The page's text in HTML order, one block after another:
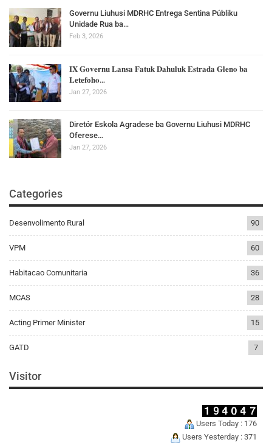
Governu Liuhusi MDRHC Entrega Sentina Públiku
Unidade Rua ba…
Feb 3, 2026
𝐈𝐗 𝐆𝐨𝐯𝐞𝐫𝐧𝐮 𝐋𝐚𝐧𝐬𝐚 𝐅𝐚𝐭𝐮𝐤 𝐃𝐚𝐡𝐮𝐥𝐮𝐤 𝐄𝐬𝐭𝐫𝐚𝐝𝐚 𝐆𝐥𝐞𝐧𝐨 𝐛𝐚
𝐋𝐞𝐭𝐞𝐟𝐨𝐡𝐨…
Jan 27, 2026
Diretór Eskola Agradese ba Governu Liuhusi MDRHC
Oferese…
Jan 27, 2026
Categories
Desenvolimento Rural 90
VPM 60
Habitacao Comunitaria 36
MCAS 28
Acting Primer Minister 15
GATD 7
Visitor
Users Today : 176
Users Yesterday : 371